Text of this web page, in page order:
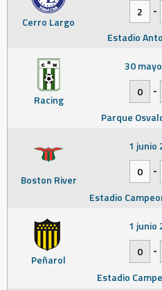
Cerro Largo
2
-
Estadio
Racing
30
0
-
Parque
Boston River
1 junio
0
-
Estadio
Peñarol
1 junio
0
-
Estadio